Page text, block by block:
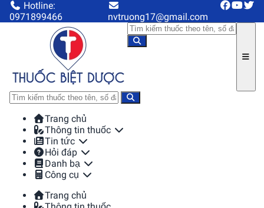
Hotline:
0971899466
nvtruong17@gmail.com
Trang chủ
Thông tin thuốc
Tin tức
Hỏi đáp
Danh bạ
Công cụ
Trang chủ